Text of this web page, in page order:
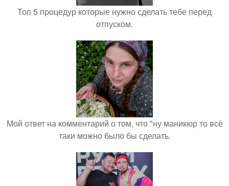
Топ 5 процедур которые нужно сделать тебе перед
отпуском.
Мой ответ на комментарий о том, что "ну маникюр то всё
таки можно было бы сделать.